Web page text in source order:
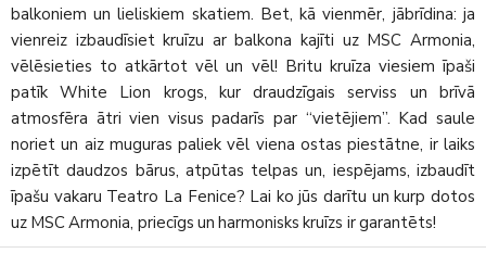
balkoniem un lieliskiem skatiem. Bet, kā vienmēr, jābrīdina: ja
vienreiz izbaudīsiet kruīzu ar balkona kajīti uz MSC Armonia,
vēlēsieties to atkārtot vēl un vēl! Britu kruīza viesiem īpaši
patīk White Lion krogs, kur draudzīgais serviss un brīvā
atmosfēra ātri vien visus padarīs par “vietējiem”. Kad saule
noriet un aiz muguras paliek vēl viena ostas piestātne, ir laiks
izpētīt daudzos bārus, atpūtas telpas un, iespējams, izbaudīt
īpašu vakaru Teatro La Fenice? Lai ko jūs darītu un kurp dotos
uz MSC Armonia, priecīgs un harmonisks kruīzs ir garantēts!